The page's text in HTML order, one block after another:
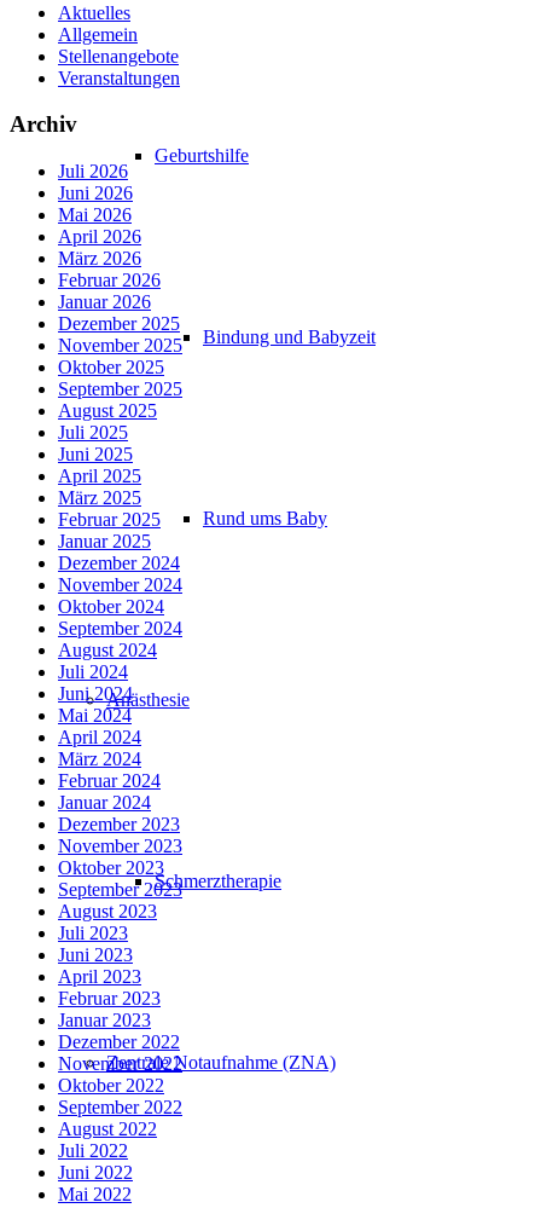
Geburtshilfe
Bindung und Babyzeit
Rund ums Baby
Anästhesie
Schmerztherapie
Zentrale Notaufnahme (ZNA)
Aktuelles
Allgemein
Stellenangebote
Veranstaltungen
Archiv
Juli 2026
Juni 2026
Mai 2026
April 2026
März 2026
Februar 2026
Januar 2026
Dezember 2025
November 2025
Oktober 2025
September 2025
August 2025
Juli 2025
Juni 2025
April 2025
März 2025
Februar 2025
Januar 2025
Dezember 2024
November 2024
Oktober 2024
September 2024
August 2024
Juli 2024
Juni 2024
Mai 2024
April 2024
März 2024
Februar 2024
Januar 2024
Dezember 2023
November 2023
Oktober 2023
September 2023
August 2023
Juli 2023
Juni 2023
April 2023
Februar 2023
Januar 2023
Dezember 2022
November 2022
Oktober 2022
September 2022
August 2022
Juli 2022
Juni 2022
Mai 2022